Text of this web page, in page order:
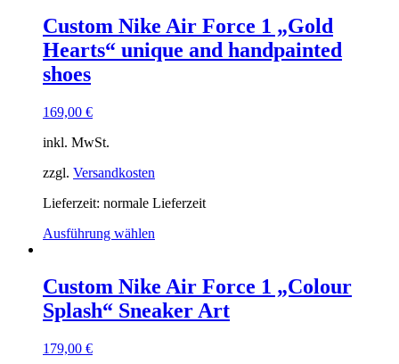
Custom Nike Air Force 1 „Gold
Hearts“ unique and handpainted
shoes
169,00 €
inkl. MwSt.
zzgl. Versandkosten
Lieferzeit: normale Lieferzeit
Ausführung wählen
Custom Nike Air Force 1 „Colour
Splash“ Sneaker Art
179,00 €